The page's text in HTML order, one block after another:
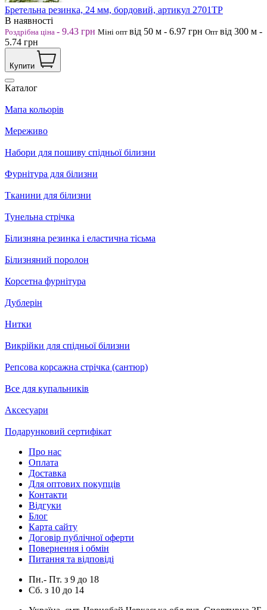
Бретельна резинка, 24 мм, бордовий, артикул 2701ТР
В наявності
Роздрібна ціна - 9.43 грн Міні опт від 50 м - 6.97 грн Опт від 300 м -
5.74 грн
Купити
Каталог
Мапа кольорів
Мереживо
Набори для пошиву спідньої білизни
Фурнітура для білизни
Тканини для білизни
Тунельна стрічка
Білизняна резинка і еластична тісьма
Білизняний поролон
Корсетна фурнітура
Дублерін
Нитки
Викрійки для спідньої білизни
Репсова корсажна стрічка (сантюр)
Все для купальників
Аксесуари
Подарунковий сертифікат
Про нас
Оплата
Доставка
Для оптових покупців
Контакти
Відгуки
Блог
Карта сайту
Договір публічної оферти
Повернення і обмін
Питання та відповіді
Пн.- Пт. з 9 до 18
Сб. з 10 до 14